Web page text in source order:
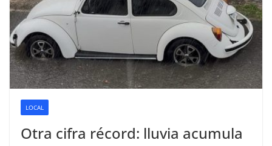
LOCAL
Otra cifra récord: lluvia acumula